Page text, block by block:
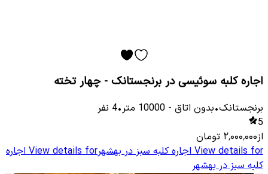
اجاره کلبه سوئیسی در برنجستانک - چهار تخته
برنجستانک•بدون اتاق -
10000 متر•
4 نفر
5
از۲٬۰۰۰٬۰۰۰ تومان
View details for اجاره کلبه سبز در بهشهرView details for اجاره
کلبه سبز در بهشهر